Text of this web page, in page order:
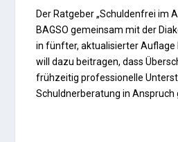
Der Ratgeber „Schuldenfrei im
BAGSO gemeinsam mit der
in fünfter, aktualisierter Auflage
will dazu beitragen, dass
frühzeitig professionelle
Schuldnerberatung in Anspruch